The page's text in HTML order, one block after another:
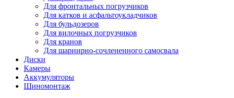
Для фронтальных погрузчиков
Для катков и асфальтоукладчиков
Для бульдозеров
Для вилочных погрузчиков
Для кранов
Для шарнирно-сочлененного самосвала
Диски
Камеры
Аккумуляторы
Шиномонтаж